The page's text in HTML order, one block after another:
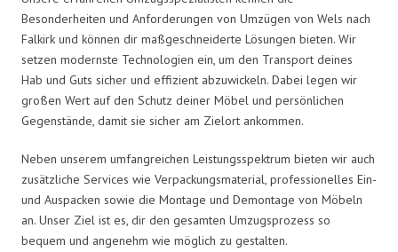
Besonderheiten und Anforderungen von Umzügen von Wels nach
Falkirk und können dir maßgeschneiderte Lösungen bieten. Wir
setzen modernste Technologien ein, um den Transport deines
Hab und Guts sicher und effizient abzuwickeln. Dabei legen wir
großen Wert auf den Schutz deiner Möbel und persönlichen
Gegenstände, damit sie sicher am Zielort ankommen.
Neben unserem umfangreichen Leistungsspektrum bieten wir auch
zusätzliche Services wie Verpackungsmaterial, professionelles Ein-
und Auspacken sowie die Montage und Demontage von Möbeln
an. Unser Ziel ist es, dir den gesamten Umzugsprozess so
bequem und angenehm wie möglich zu gestalten.